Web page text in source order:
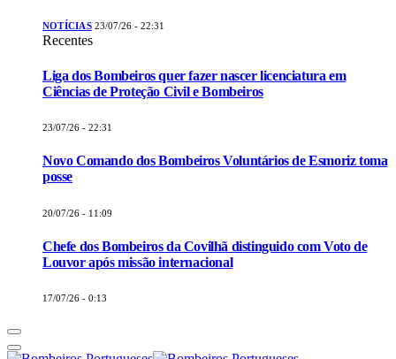
NOTÍCIAS 23/07/26 - 22:31
Recentes
Liga dos Bombeiros quer fazer nascer licenciatura em
Ciências de Proteção Civil e Bombeiros
23/07/26 - 22:31
Novo Comando dos Bombeiros Voluntários de Esmoriz toma
posse
20/07/26 - 11:09
Chefe dos Bombeiros da Covilhã distinguido com Voto de
Louvor após missão internacional
17/07/26 - 0:13